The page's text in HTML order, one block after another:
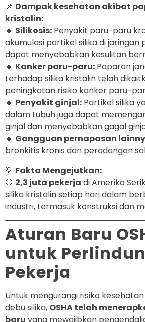
📌 Dampak kesehatan akibat
kristalin:
🔸 Silikosis: Penyakit paru-paru
akumulasi partikel silika di jaringan
dapat menyebabkan kesulitan
🔸 Kanker paru-paru: Paparan
terhadap silika kristalin telah
peningkatan risiko kanker paru-
🔸 Penyakit ginjal: Partikel silika
dalam tubuh juga dapat
ginjal dan menyebabkan gagal
🔸 Gangguan pernapasan
bronkitis kronis dan peradangan
💡 Fakta Mengejutkan:
🛑 2,3 juta pekerja di Amerika
silika kristalin setiap hari dalam
industri, termasuk konstruksi dan
Aturan Baru
untuk
Pekerja
Untuk mengurangi risiko
debu silika, OSHA telah